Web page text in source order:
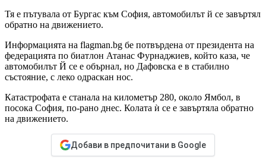
Тя е пътувала от Бургас към София, автомобилът й се завъртял
обратно на движението.
Информацията на flagman.bg бе потвърдена от президента на
федерацията по биатлон Атанас Фурнаджиев, който каза, че
автомобилът Й се е обърнал, но Дафовска е в стабилно
състояние, с леко одраскан нос.
Катастрофата е станала на километър 280, около Ямбол, в
посока София, по-рано днес. Колата ѝ се е завъртяла обратно
на движението.
Добави в предпочитани в Google